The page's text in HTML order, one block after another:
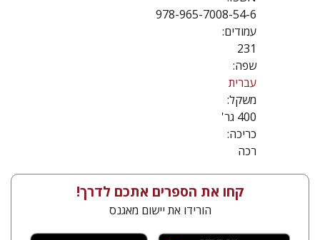
978-965-7008-54-6
עמודים:
231
שפה:
עברית
משקל:
400 גר'
כריכה:
רכה
קחו את הספרים אתכם לדרך!
הורידו את יישום מאגנס